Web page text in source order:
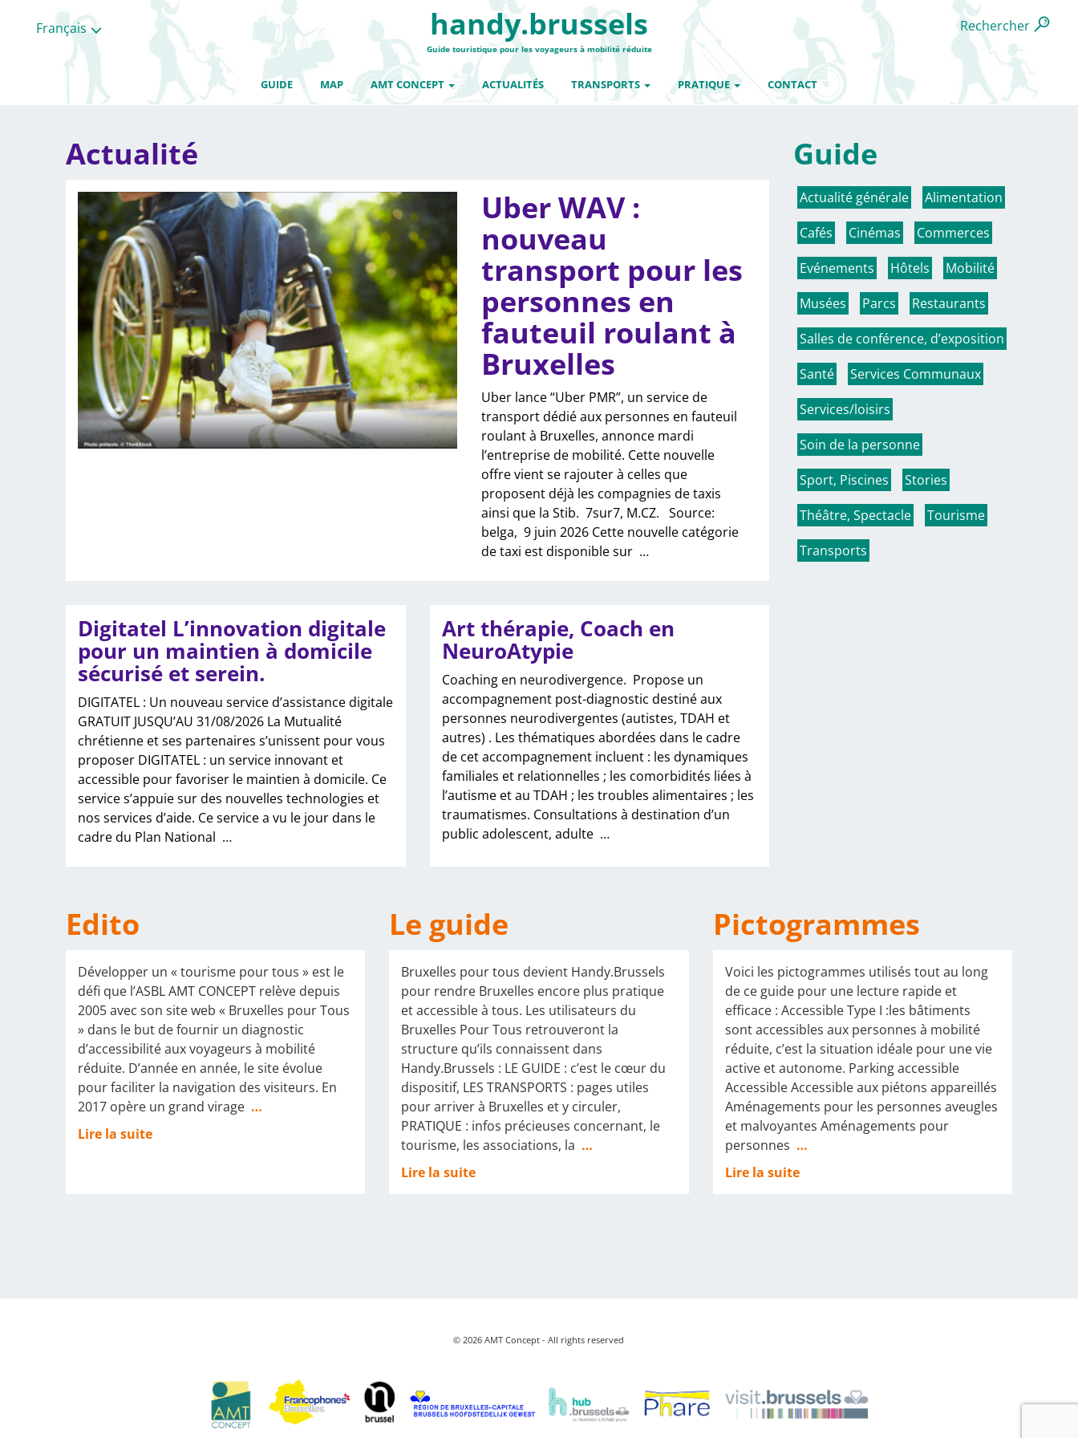
Français handy.brussels
Guide touristique pour les voyageurs à mobilité réduite
Rechercher
GUIDE MAP AMT CONCEPT ACTUALITÉS TRANSPORTS PRATIQUE CONTACT
Actualité
Uber WAV :
nouveau
transport pour les
personnes en
fauteuil roulant à
Bruxelles
Uber lance “Uber PMR”, un service de
transport dédié aux personnes en fauteuil
roulant à Bruxelles, annonce mardi
l’entreprise de mobilité. Cette nouvelle
offre vient se rajouter à celles que
proposent déjà les compagnies de taxis
ainsi que la Stib. 7sur7, M.CZ. Source:
belga, 9 juin 2026 Cette nouvelle catégorie
de taxi est disponible sur …
Digitatel L’innovation digitale
pour un maintien à domicile
sécurisé et serein.
DIGITATEL : Un nouveau service d’assistance digitale
GRATUIT JUSQU’AU 31/08/2026 La Mutualité
chrétienne et ses partenaires s’unissent pour vous
proposer DIGITATEL : un service innovant et
accessible pour favoriser le maintien à domicile. Ce
service s’appuie sur des nouvelles technologies et
nos services d’aide. Ce service a vu le jour dans le
cadre du Plan National …
Art thérapie, Coach en
NeuroAtypie
Coaching en neurodivergence. Propose un
accompagnement post-diagnostic destiné aux
personnes neurodivergentes (autistes, TDAH et
autres) . Les thématiques abordées dans le cadre
de cet accompagnement incluent : les dynamiques
familiales et relationnelles ; les comorbidités liées à
l’autisme et au TDAH ; les troubles alimentaires ; les
traumatismes. Consultations à destination d’un
public adolescent, adulte …
Guide
Actualité générale
Alimentation
Cafés
Cinémas
Commerces
Evénements
Hôtels
Mobilité
Musées
Parcs
Restaurants
Salles de conférence, d’exposition
Santé
Services Communaux
Services/loisirs
Soin de la personne
Sport, Piscines
Stories
Théâtre, Spectacle
Tourisme
Transports
Edito
Développer un « tourisme pour tous » est le
défi que l’ASBL AMT CONCEPT relève depuis
2005 avec son site web « Bruxelles pour Tous
» dans le but de fournir un diagnostic
d’accessibilité aux voyageurs à mobilité
réduite. D’année en année, le site évolue
pour faciliter la navigation des visiteurs. En
2017 opère un grand virage …
Lire la suite
Le guide
Bruxelles pour tous devient Handy.Brussels
pour rendre Bruxelles encore plus pratique
et accessible à tous. Les utilisateurs du
Bruxelles Pour Tous retrouveront la
structure qu’ils connaissent dans
Handy.Brussels : LE GUIDE : c’est le cœur du
dispositif, LES TRANSPORTS : pages utiles
pour arriver à Bruxelles et y circuler,
PRATIQUE : infos précieuses concernant, le
tourisme, les associations, la …
Lire la suite
Pictogrammes
Voici les pictogrammes utilisés tout au long
de ce guide pour une lecture rapide et
efficace : Accessible Type I :les bâtiments
sont accessibles aux personnes à mobilité
réduite, c’est la situation idéale pour une vie
active et autonome. Parking accessible
Accessible Accessible aux piétons appareillés
Aménagements pour les personnes aveugles
et malvoyantes Aménagements pour
personnes …
Lire la suite
categories
© 2026 AMT Concept - All rights reserved